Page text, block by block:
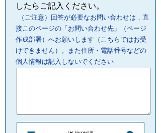
したらご記入ください。
（ご注意）回答が必要なお問い合わせは，直
接このページの「お問い合わせ先」（ページ
作成部署）へお願いします（こちらではお受
けできません）。また住所・電話番号などの
個人情報は記入しないでください